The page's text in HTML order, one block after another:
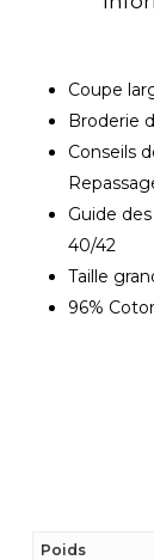
Coupe
Broderie
Conseils
Guide
40/42
Taille
96%
Poids